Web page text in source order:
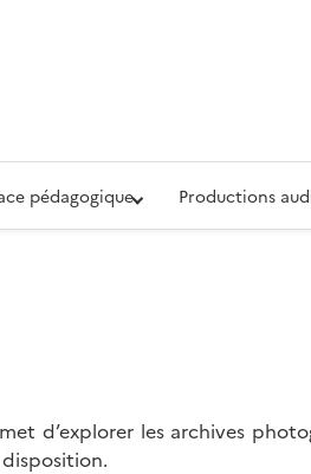
de la Défense (ECPAD)
pédagogique Productions
d’explorer les archives